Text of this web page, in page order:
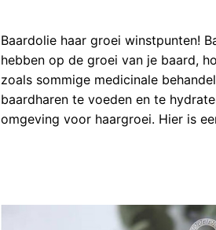
Baardolie haar groei winstpunten!
hebben op de groei van je baard,
zoals sommige medicinale
baardharen te voeden en te
omgeving voor haargroei. Hier is